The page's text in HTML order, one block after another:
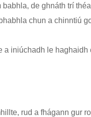
de ghnáth trí
chun a chinntiú
iniúchadh le
rud a fhágann gur